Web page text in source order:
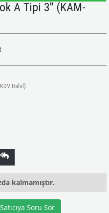
A Tipi 3'' (KAM-
Dahil)
kalmamıştır.
Satıcıya Soru Sor